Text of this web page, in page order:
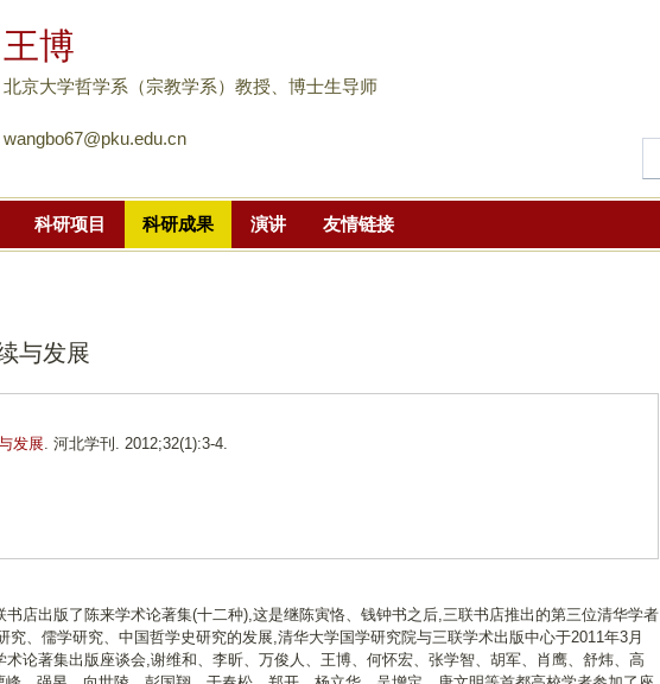
到
主
要
王博
北京大学哲学系（宗教学系）教授、博士生导师
wangbo67@pku.edu.cn
科研项目 科研成果 演讲 友情链接
与发展
发展. 河北学刊. 2012;32(1):3-4.
店出版了陈来学术论著集(十二种),这是继陈寅恪、钱钟书之后,三联书店推出的第三位清华学者
究、儒学研究、中国哲学史研究的发展,清华大学国学研究院与三联学术出版中心于2011年3月
术论著集出版座谈会,谢维和、李昕、万俊人、王博、何怀宏、张学智、胡军、肖鹰、舒炜、高